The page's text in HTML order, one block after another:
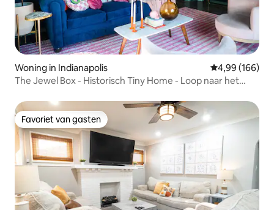
Woning in Indianapolis Gemiddelde
4,99 (166)
The Jewel Box - Historisch Tiny Home - Loop naar het
Favoriet van gasten
Favoriet van gasten